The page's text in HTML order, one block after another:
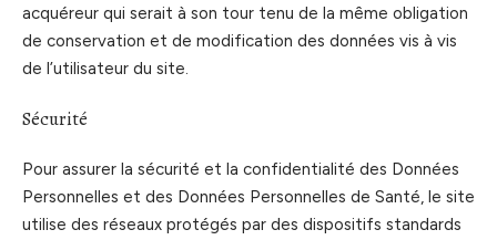
acquéreur qui serait à son tour tenu de la même obligation
de conservation et de modification des données vis à vis
de l’utilisateur du site.
Sécurité
Pour assurer la sécurité et la confidentialité des Données
Personnelles et des Données Personnelles de Santé, le site
utilise des réseaux protégés par des dispositifs standards